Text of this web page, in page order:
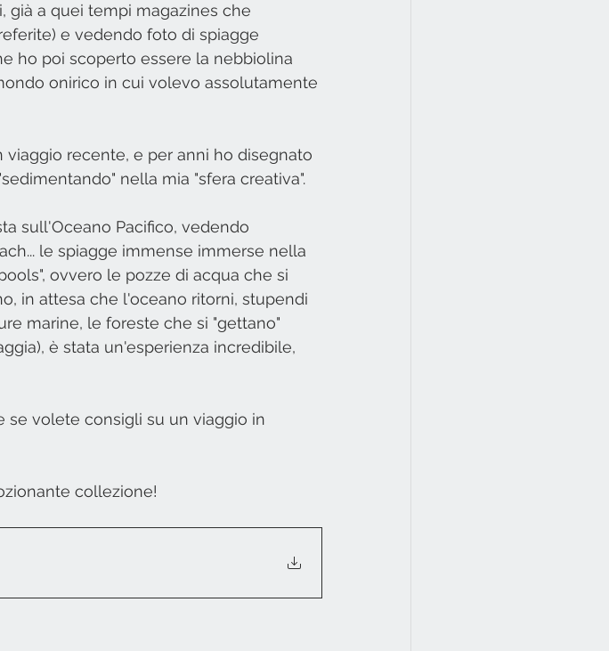
già a quei tempi magazines che
e vedendo foto di spiagge
ho poi scoperto essere la nebbiolina
onirico in cui volevo assolutamente
recente, e per anni ho disegnato
nella mia "sfera creativa".
sull'Oceano Pacifico, vedendo
le spiagge immense immerse nella
ovvero le pozze di acqua che si
in attesa che l'oceano ritorni, stupendi
marine, le foreste che si "gettano"
è stata un'esperienza incredibile,
se volete consigli su un viaggio in
collezione!